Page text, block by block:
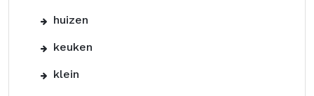
huizen
keuken
klein